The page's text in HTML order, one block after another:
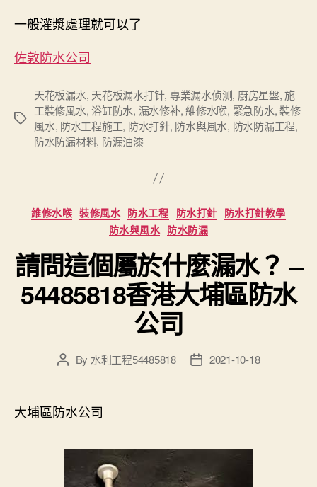
一般灌漿處理就可以了
佐敦防水公司
Tags
天花板漏水, 天花板漏水打针, 專業漏水侦测, 廚房星盤,施
工裝修風水, 浴缸防水, 漏水修补,維修水喉, 緊急防水,裝修
風水, 防水工程施工, 防水打針, 防水與風水, 防水防漏工程,
防水防漏材料, 防漏油漆
Categories
維修水喉 裝修風水 防水工程 防水打針 防水打針教學
防水與風水 防水防漏
請問這個屬於什麼漏水？ –
54485818香港大埔區防水
公司
PostBy 水利工程54485818
Post2021-10-18
大埔區防水公司